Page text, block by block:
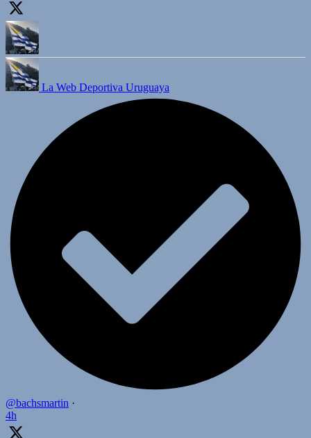
La Web Deportiva Uruguaya
@bachsmartin ·
4h